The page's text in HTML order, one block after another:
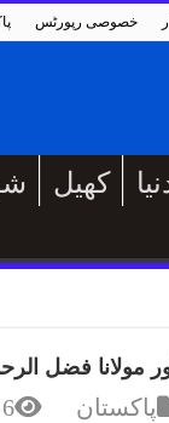
خصوصی رپورٹس
کھیل
پاکستان 6 Views